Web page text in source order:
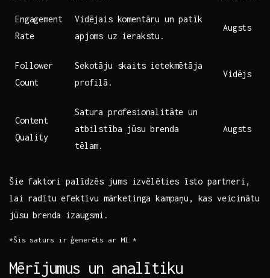
Engagement
Rate
Vidējais komentāru ‌un ⁢patīk
apjoms uz ‍ierakstu.
Augsts
Follower
Count
Sekotāju​ skaits ietekmētāja‍
profilā.
Vidējs
Content
Quality
Satura profesionalitāte un
atbilstība jūsu brenda
tēlam.
Augsts
Šie ⁤faktori palīdzēs jums ⁢izvēlēties‌ īsto partneri,
lai radītu efektīvu mārketinga kampaņu, kas veicinātu
‍jūsu brenda izaugsmi.
*Šis⁢ saturs ir ģenerēts ar ‌MI.*
Mērījumus un⁤ analītiku